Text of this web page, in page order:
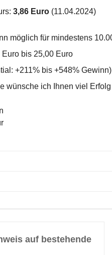
3,86 Euro (11.04.2024)
möglich für mindestens
bis 25,00 Euro
+211% bis +548% Gewinn)
wünsche ich Ihnen viel
auf bestehende